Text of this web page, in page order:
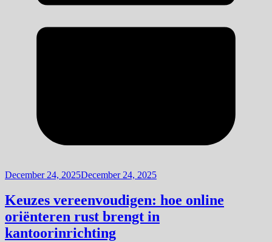
December 24, 2025December 24, 2025
Keuzes vereenvoudigen: hoe online
oriënteren rust brengt in
kantoorinrichting